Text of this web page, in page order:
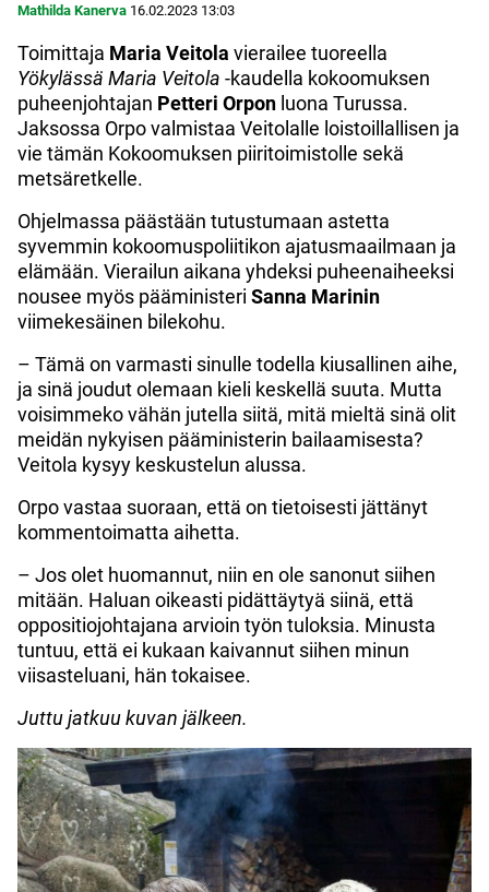
Mathilda Kanerva 16.02.2023 13:03
Toimittaja Maria Veitola vierailee tuoreella
Yökylässä Maria Veitola -kaudella kokoomuksen
puheenjohtajan Petteri Orpon luona Turussa.
Jaksossa Orpo valmistaa Veitolalle loistoillallisen ja
vie tämän Kokoomuksen piiritoimistolle sekä
metsäretkelle.
Ohjelmassa päästään tutustumaan astetta
syvemmin kokoomuspoliitikon ajatusmaailmaan ja
elämään. Vierailun aikana yhdeksi puheenaiheeksi
nousee myös pääministeri Sanna Marinin
viimekesäinen bilekohu.
– Tämä on varmasti sinulle todella kiusallinen aihe,
ja sinä joudut olemaan kieli keskellä suuta. Mutta
voisimmeko vähän jutella siitä, mitä mieltä sinä olit
meidän nykyisen pääministerin bailaamisesta?
Veitola kysyy keskustelun alussa.
Orpo vastaa suoraan, että on tietoisesti jättänyt
kommentoimatta aihetta.
– Jos olet huomannut, niin en ole sanonut siihen
mitään. Haluan oikeasti pidättäytyä siinä, että
oppositiojohtajana arvioin työn tuloksia. Minusta
tuntuu, että ei kukaan kaivannut siihen minun
viisasteluani, hän tokaisee.
Juttu jatkuu kuvan jälkeen.